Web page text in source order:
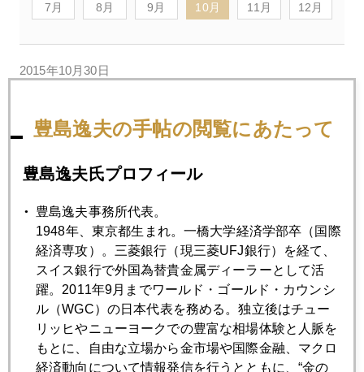
7月 8月 9月 10月 11月 12月
2015年10月30日
ＦＯＭＣ利上げ「次回で決めたい」
2015年10月28日
既にあった、米国側が描く南沙戦争シナリオ
2015年10月27日
南沙諸島で存在感を示すか、オバマ大統領
2015年10月26日
豊島逸夫の手帖の閲覧にあたって
豊島逸夫氏プロフィール
豊島逸夫事務所代表。
1948年、東京都生まれ。一橋大学経済学部卒（国際
経済専攻）。三菱銀行（現三菱UFJ銀行）を経て、
スイス銀行で外国為替貴金属ディーラーとして活
躍。2011年9月までワールド・ゴールド・カウンシ
ル（WGC）の日本代表を務める。独立後はチュー
リッヒやニューヨークでの豊富な相場体験と人脈を
もとに、自由な立場から金市場や国際金融、マクロ
経済動向について情報発信を行うとともに、“金の